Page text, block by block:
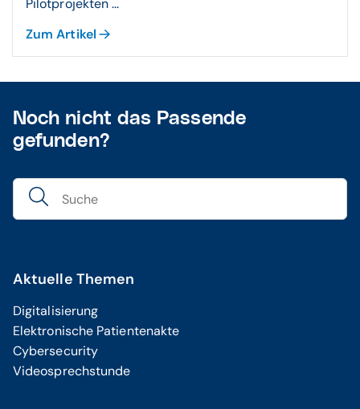
Pilotprojekten ...
Zum Artikel
Noch nicht das Passende
gefunden?
Aktuelle Themen
Digitalisierung
Elektronische Patientenakte
Cybersecurity
Videosprechstunde